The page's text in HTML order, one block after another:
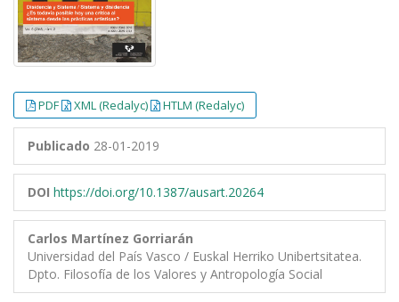
PDF XML (Redalyc) HTLM (Redalyc)
Publicado 28-01-2019
DOI https://doi.org/10.1387/ausart.20264
Carlos Martínez Gorriarán
Universidad del País Vasco / Euskal Herriko Unibertsitatea.
Dpto. Filosofía de los Valores y Antropología Social